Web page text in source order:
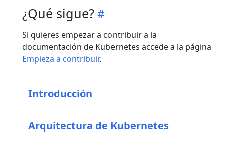
¿Qué sigue?
Si quieres empezar a contribuir a la
documentación de Kubernetes accede a la página
Empieza a contribuir.
Introducción
Arquitectura de Kubernetes